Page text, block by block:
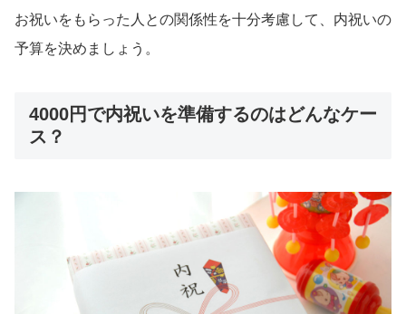
お祝いをもらった人との関係性を十分考慮して、内祝いの
予算を決めましょう。
4000円で内祝いを準備するのはどんなケー
ス？